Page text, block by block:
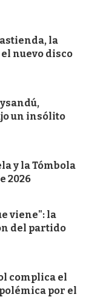
la
nuevo disco
un insólito
y la Tómbola
2026
viene": la
del partido
complica el
por el